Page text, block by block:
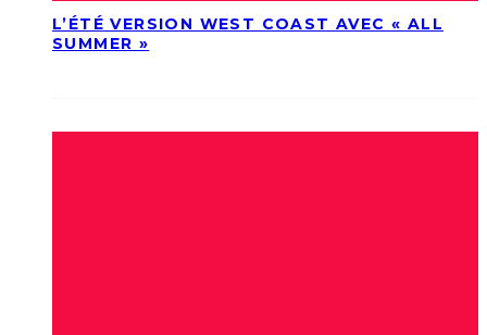
L’ÉTÉ VERSION WEST COAST AVEC « ALL
SUMMER »